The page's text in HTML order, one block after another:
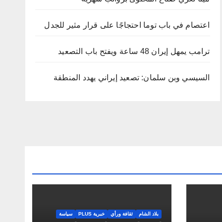
اعتصام في باب توما احتجاجًا على قرار مثير للجدل
ترامب يمهل إيران 48 ساعة ويفتح باب التصعيد
السيسي وبن سلمان: تصعيد إيراني يهدد المنطقة
بلاد الشام ثقافة ورأي خبرية PLUS سياسة